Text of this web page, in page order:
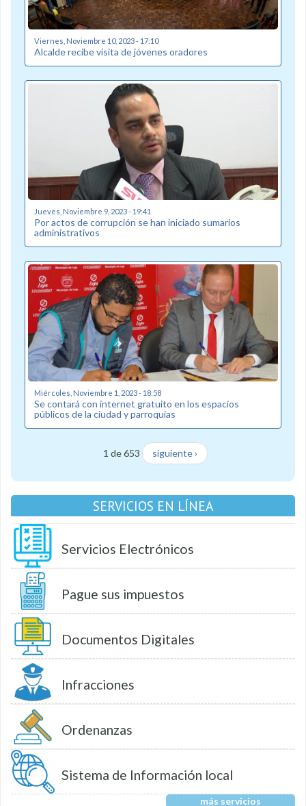
Viernes, Noviembre 10, 2023 - 17:10
Alcalde recibe visita de jóvenes oradores
Jueves, Noviembre 9, 2023 - 19:41
Por actos de corrupción se han iniciado sumarios
administrativos
Miércoles, Noviembre 1, 2023 - 18:58
Se contará con internet gratuito en los espacios
públicos de la ciudad y parroquias
1 de 653 siguiente ›
SERVICIOS EN LÍNEA
Servicios Electrónicos
Pague sus impuestos
Documentos Digitales
Infracciones
Ordenanzas
Sistema de Información local
más servicios